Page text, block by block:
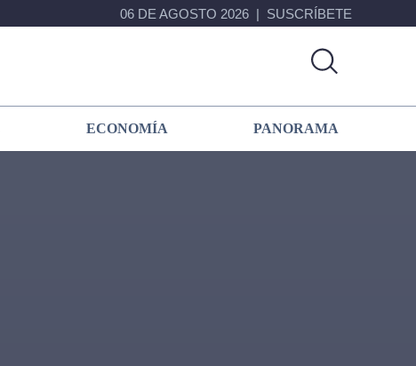
06 DE AGOSTO 2026 SUSCRÍBETE
ECONOMÍA PANORAMA